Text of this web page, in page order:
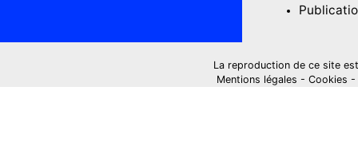
La reproduction de ce site
Mentions légales - Cookies -